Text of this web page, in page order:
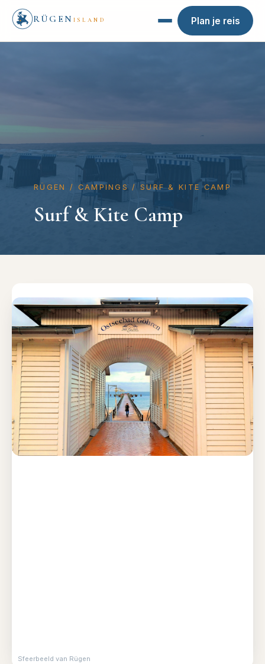
RÜGEN ISLAND Plan je reis
RÜGEN / CAMPINGS / SURF & KITE CAMP
Surf & Kite Camp
Sfeerbeeld van Rügen